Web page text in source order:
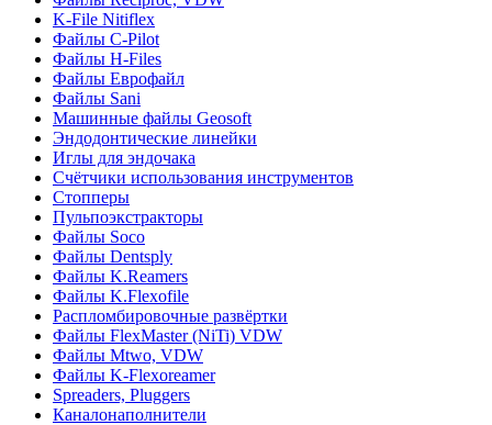
K-File Nitiflex
Файлы C-Pilot
Файлы H-Files
Файлы Еврофайл
Файлы Sani
Машинные файлы Geosoft
Эндодонтические линейки
Иглы для эндочака
Счётчики использования инструментов
Стопперы
Пульпоэкстракторы
Файлы Soco
Файлы Dentsply
Файлы K.Reamers
Файлы K.Flexofile
Распломбировочные развёртки
Файлы FlexMaster (NiTi) VDW
Файлы Mtwo, VDW
Файлы K-Flexoreamer
Spreaders, Pluggers
Каналонаполнители